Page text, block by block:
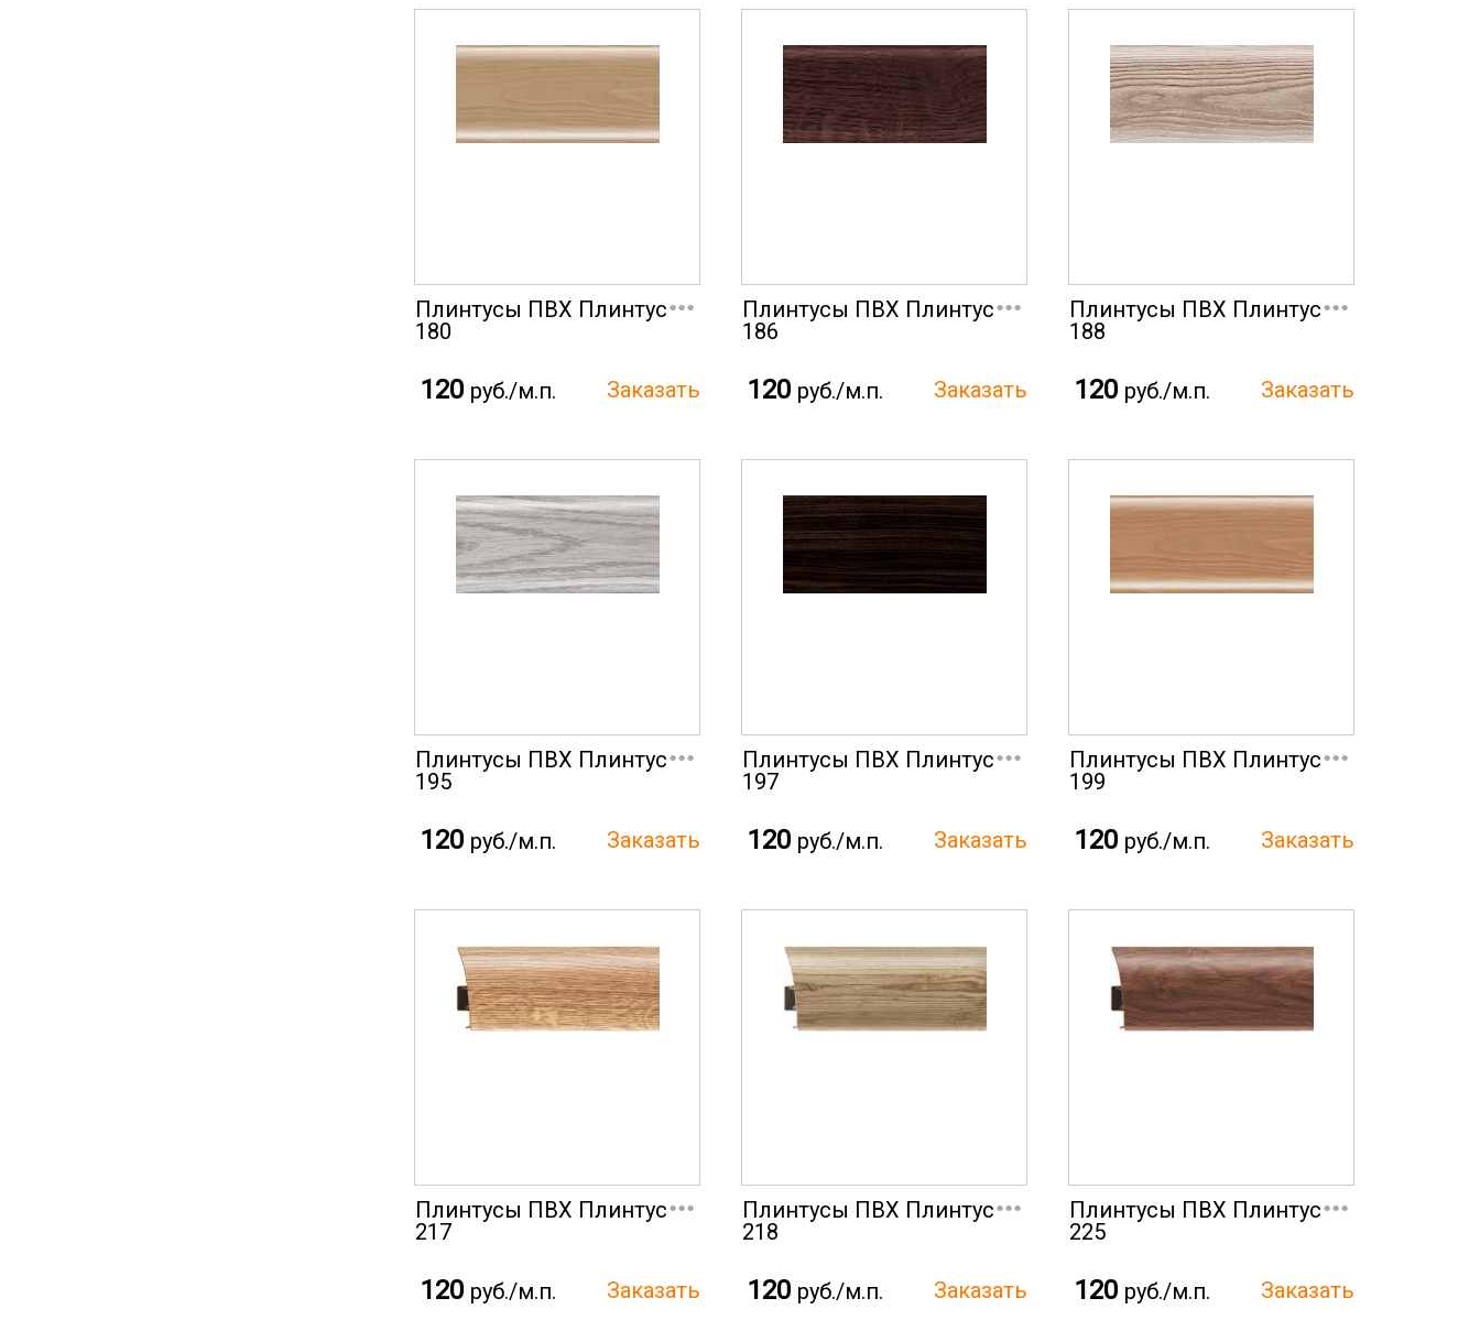
Плинтусы ПВХ Плинтус
180
...
120 руб./м.п.
Плинтусы ПВХ Плинтус
186
...
120 руб./м.п.
Плинтусы ПВХ Плинтус
188
...
120 руб./м.п.
Плинтусы ПВХ Плинтус
195
...
120 руб./м.п.
Плинтусы ПВХ Плинтус
197
...
120 руб./м.п.
Плинтусы ПВХ Плинтус
199
...
120 руб./м.п.
Плинтусы ПВХ Плинтус
217
...
120 руб./м.п.
Плинтусы ПВХ Плинтус
218
...
120 руб./м.п.
Плинтусы ПВХ Плинтус
225
...
120 руб./м.п.